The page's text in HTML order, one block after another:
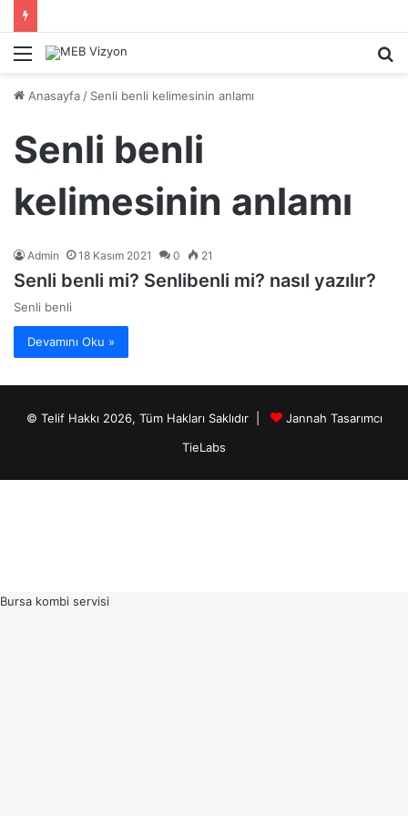
Menü
Anasayfa / Senli benli kelimesinin anlamı
Senli benli
kelimesinin anlamı
Admin 18 Kasım 2021 0 21
Senli benli mi? Senlibenli mi? nasıl yazılır?
Senli benli
Devamını Oku »
© Telif Hakkı 2026, Tüm Hakları Saklıdır |
Jannah Tasarımcı
TieLabs
Bursa kombi servisi